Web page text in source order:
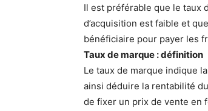
Il est préférable que le taux
d’acquisition est faible et
bénéficiaire pour payer les
Taux de marque : définition
Le taux de marque indique
ainsi déduire la rentabilité
de fixer un prix de vente en